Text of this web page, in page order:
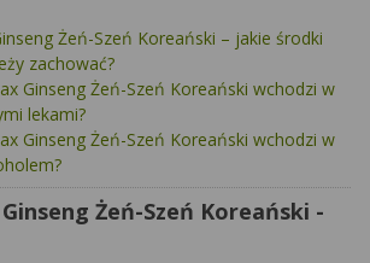
Żeń-Szeń Koreański – jakie środki
zachować?
Ginseng Żeń-Szeń Koreański wchodzi w
lekami?
Ginseng Żeń-Szeń Koreański wchodzi w
Żeń-Szeń Koreański -